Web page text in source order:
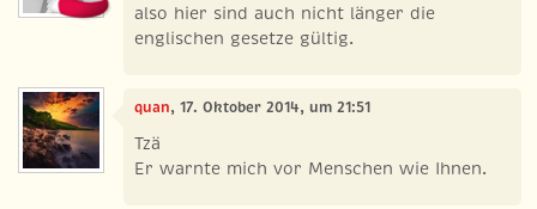
also hier sind auch nicht länger die
englischen gesetze gültig.
quan, 17. Oktober 2014, um 21:51
Tzä
Er warnte mich vor Menschen wie Ihnen.